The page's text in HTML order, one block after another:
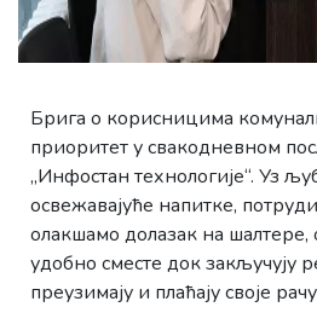
Брига о корисницима
приоритет у свакодневном
„Инфостан технологије“. Уз
освежавајуће напитке,
олакшамо долазак на
удобно сместе док закључују
преузимају и плаћају своје